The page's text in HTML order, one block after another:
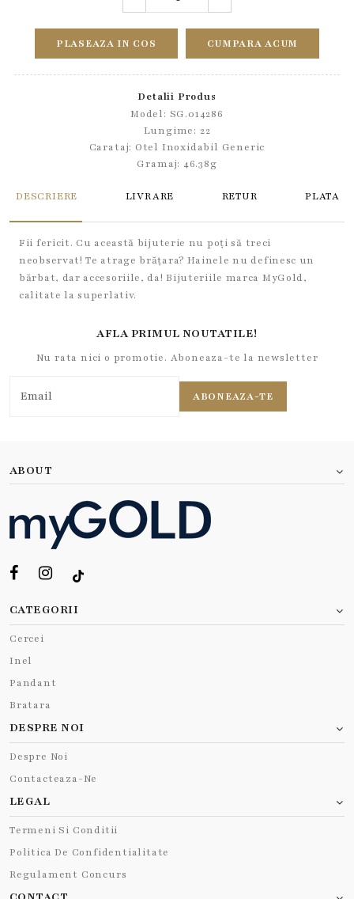
PLASEAZA IN COS CUMPARA ACUM
Detalii Produs
Model: SG.014286
Lungime: 22
Carataj: Otel Inoxidabil Generic
Gramaj: 46.38g
DESCRIERE LIVRARE RETUR PLATA
Fii fericit. Cu această bijuterie nu poți să treci
neobservat! Te atrage brățara? Hainele nu definesc un
bărbat, dar accesoriile, da! Bijuteriile marca MyGold,
calitate la superlativ.
AFLA PRIMUL NOUTATILE!
Nu rata nici o promotie. Aboneaza-te la newsletter
ABONEAZA-TE
ABOUT
CATEGORII
Cercei
Inel
Pandant
Bratara
DESPRE NOI
Despre Noi
Contacteaza-Ne
LEGAL
Termeni Si Conditii
Politica De Confidentialitate
Regulament Concurs